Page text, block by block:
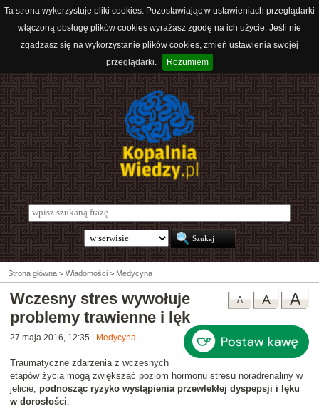
Ta strona wykorzystuje pliki cookies. Pozostawiając w ustawieniach przeglądarki
włączoną obsługę plików cookies wyrażasz zgodę na ich użycie. Jeśli nie
zgadzasz się na wykorzystanie plików cookies, zmień ustawienia swojej
przeglądarki.
Rozumiem
Strona główna > Wiadomości > Medycyna
A
A
A
Wczesny stres wywołuje
problemy trawienne i lęk
27 maja 2016, 12:35 Medycyna
Traumatyczne zdarzenia z wczesnych
etapów życia mogą zwiększać poziom hormonu stresu noradrenaliny w
jelicie, podnosząc ryzyko wystąpienia przewlekłej dyspepsji i lęku
w dorosłości.